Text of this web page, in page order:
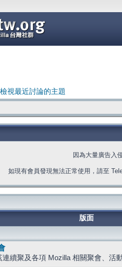
檢視最近討論的主題
因為大量廣告入
如現有會員發現無法正常使用，請至
版面
連續聚及各項 Mozilla 相關聚會、活